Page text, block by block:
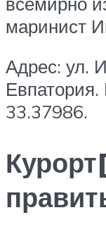
маринист
Адрес: ул.
33.37986.